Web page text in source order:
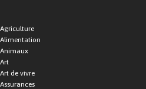
Agriculture
Alimentation
Animaux
Art
Art de vivre
Assurances